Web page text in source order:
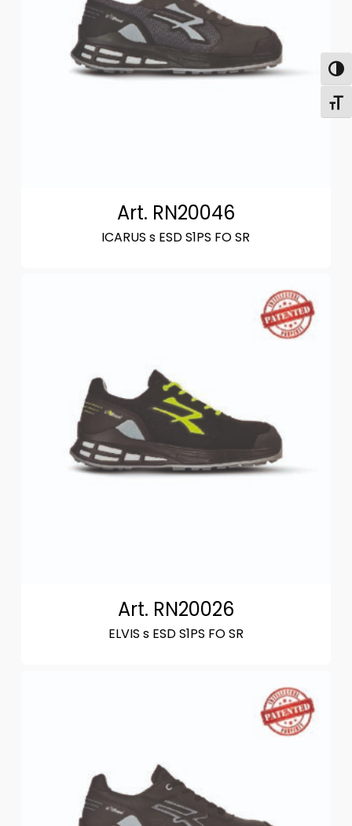
Art. RN20046
ICARUS s ESD S1PS FO SR
Art. RN20026
ELVIS s ESD S1PS FO SR